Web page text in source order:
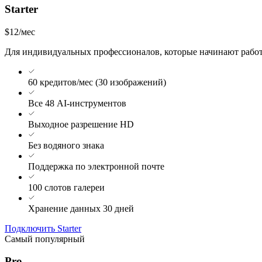
Starter
$12/мес
Для индивидуальных профессионалов, которые начинают
60 кредитов/мес (30 изображений)
Все 48 AI-инструментов
Выходное разрешение HD
Без водяного знака
Поддержка по электронной почте
100 слотов галереи
Хранение данных 30 дней
Подключить Starter
Самый популярный